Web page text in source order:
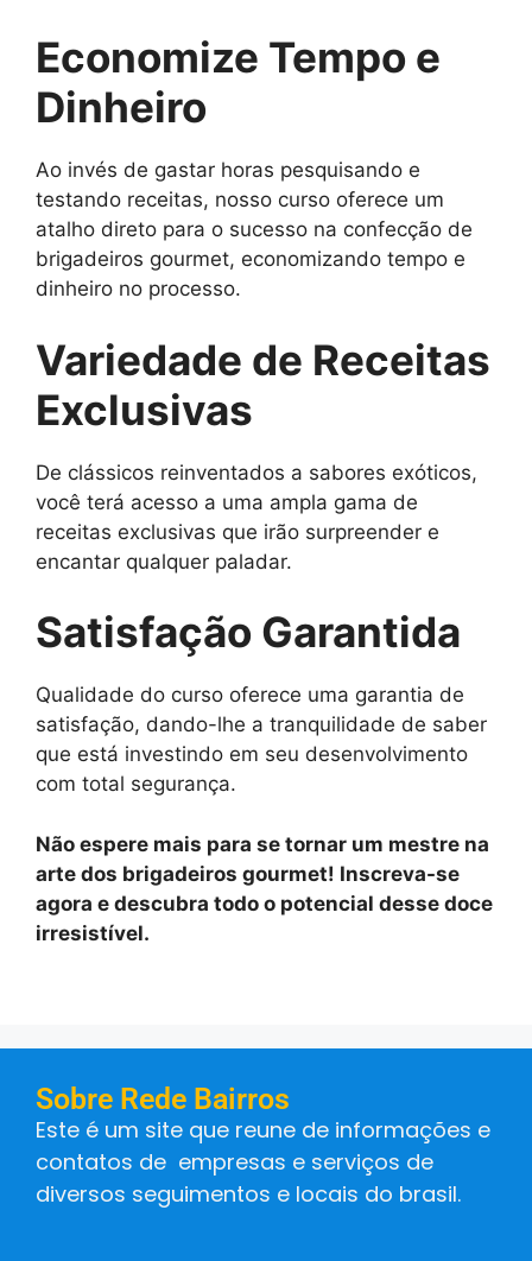
Economize Tempo e
Dinheiro
Ao invés de gastar horas pesquisando e
testando receitas, nosso curso oferece um
atalho direto para o sucesso na confecção de
brigadeiros gourmet, economizando tempo e
dinheiro no processo.
Variedade de Receitas
Exclusivas
De clássicos reinventados a sabores exóticos,
você terá acesso a uma ampla gama de
receitas exclusivas que irão surpreender e
encantar qualquer paladar.
Satisfação Garantida
Qualidade do curso oferece uma garantia de
satisfação, dando-lhe a tranquilidade de saber
que está investindo em seu desenvolvimento
com total segurança.
Não espere mais para se tornar um mestre na
arte dos brigadeiros gourmet! Inscreva-se
agora e descubra todo o potencial desse doce
irresistível.
Sobre Rede Bairros
Este é um site que reune de informações e
contatos de empresas e serviços de
diversos seguimentos e locais do brasil.